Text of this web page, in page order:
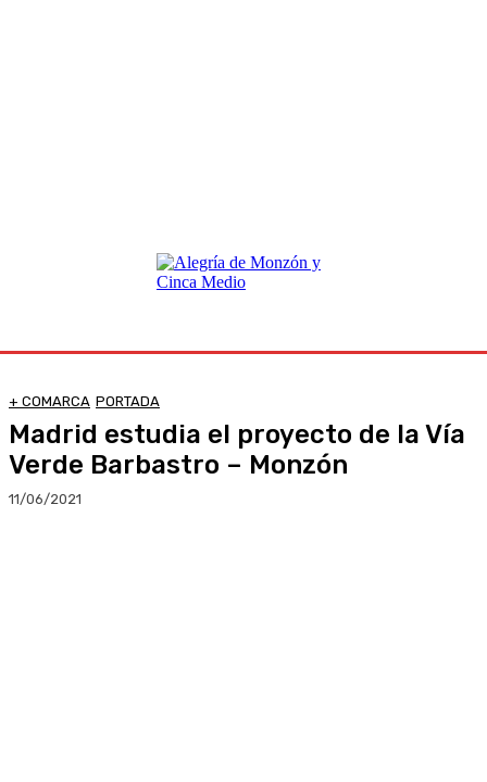
+ COMARCA PORTADA
Madrid estudia el proyecto de la Vía
Verde Barbastro – Monzón
11/06/2021